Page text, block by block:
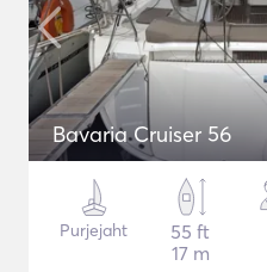
Bavaria Cruiser 56
Purjejaht
55 ft
17 m